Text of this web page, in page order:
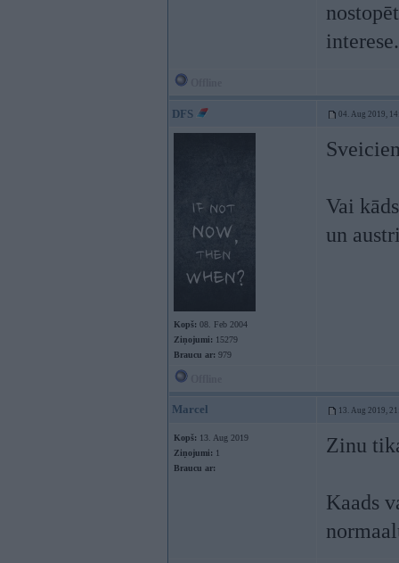
DFS 04. Aug 2019,
Kopš: 08. Feb 2004
Ziņojumi: 15279
Braucu ar: 979
Vai
un
Marcel 13. Aug 2019,
Kopš: 13. Aug 2019
Ziņojumi: 1
Braucu ar:
Zinu
Kaads